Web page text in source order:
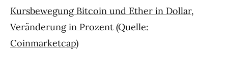
Kursbewegung Bitcoin und Ether in Dollar,
Veränderung in Prozent (Quelle:
Coinmarketcap)